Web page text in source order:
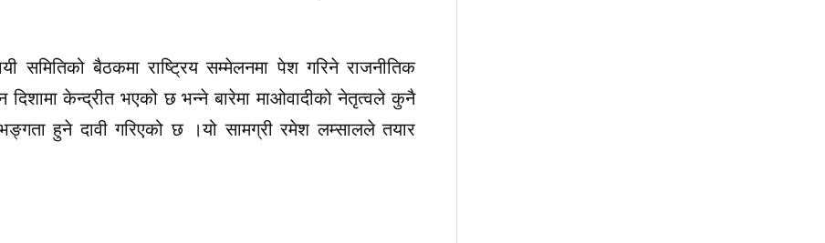
बैठकमा राष्ट्रिय सम्मेलनमा पेश गरिने राजनीतिक
केन्द्रीत भएको छ भन्ने बारेमा माओवादीको नेतृत्वले कुनै
हुने दावी गरिएको छ ।यो सामग्री रमेश लम्सालले तयार